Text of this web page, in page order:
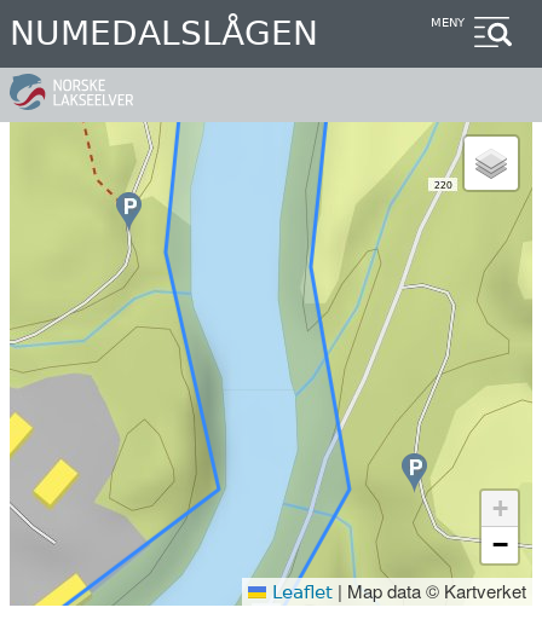
Hopp
til
hovedinnhold
NUMEDALSLÅGEN MENY
+
−
Leaflet | Map data © Kartverket